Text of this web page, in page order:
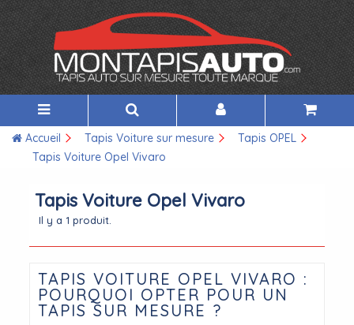
Accueil Tapis Voiture sur mesure
Tapis OPEL
Tapis Voiture Opel Vivaro
Tapis Voiture Opel Vivaro
Il y a 1 produit.
TAPIS VOITURE OPEL VIVARO :
POURQUOI OPTER POUR UN
TAPIS SUR MESURE ?